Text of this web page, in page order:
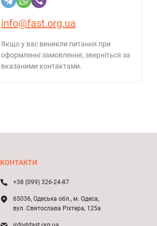
info@fast.org.ua
Якщо у вас виникли питання при
оформленні замовлення, зверніться за
вказаними контактами.
КОНТАКТИ
+38 (099) 326-24-87
65036, Одеська обл., м. Одеса,
вул. Святослава Ріхтера, 125а